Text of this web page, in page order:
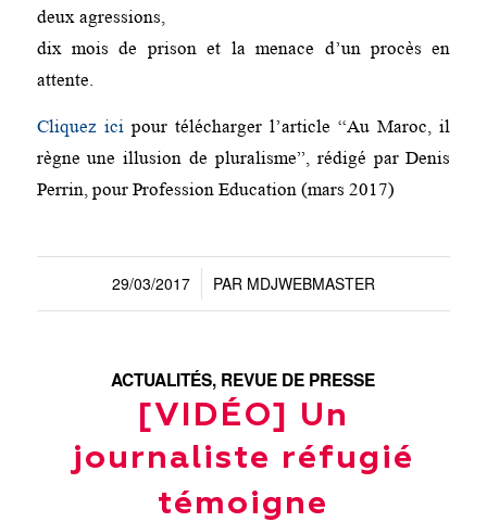
deux agressions,
dix mois de prison et la menace d’un procès en
attente.
Cliquez icipour télécharger l’article “Au Maroc, il
règne une illusion de pluralisme”, rédigé par Denis
Perrin, pour Profession Education (mars 2017)
29/03/2017
/ PAR MDJWEBMASTER
ACTUALITÉS, REVUE DE PRESSE
[VIDÉO] Un
journaliste réfugié
témoigne